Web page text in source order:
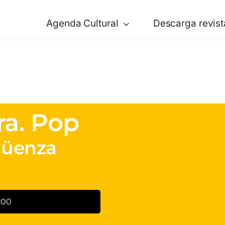
Agenda Cultural Descarga
Pop